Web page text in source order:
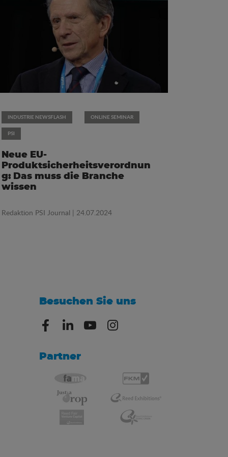
INDUSTRIE NEWSFLASH ONLINE SEMINAR
PSI
Neue EU-
Produktsicherheitsverordnun
g: Das muss die Branche
wissen
Redaktion PSI Journal | 24.07.2024
Besuchen Sie uns
Partner